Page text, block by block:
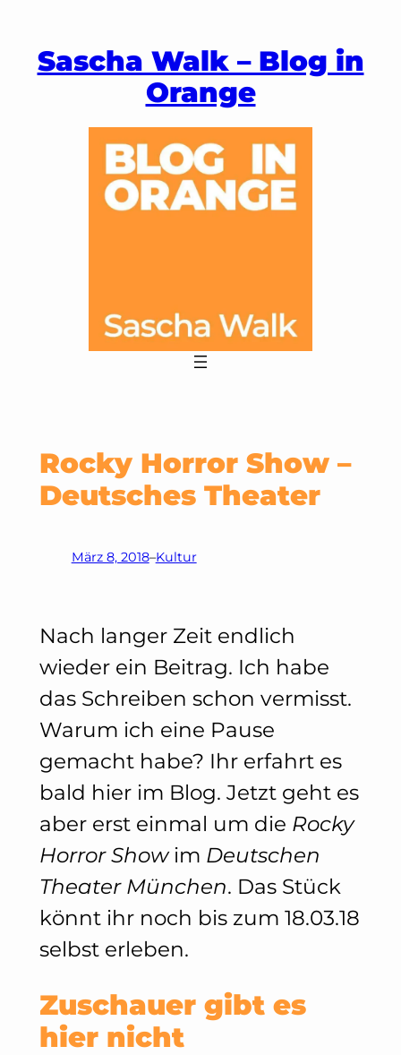
springen
Sascha Walk – Blog in
Orange
Rocky Horror Show –
Deutsches Theater
März 8, 2018–Kultur
Nach langer Zeit endlich
wieder ein Beitrag. Ich habe
das Schreiben schon vermisst.
Warum ich eine Pause
gemacht habe? Ihr erfahrt es
bald hier im Blog. Jetzt geht es
aber erst einmal um die Rocky
Horror Showim Deutschen
Theater München. Das Stück
könnt ihr noch bis zum 18.03.18
selbst erleben.
Zuschauer gibt es
hier nicht